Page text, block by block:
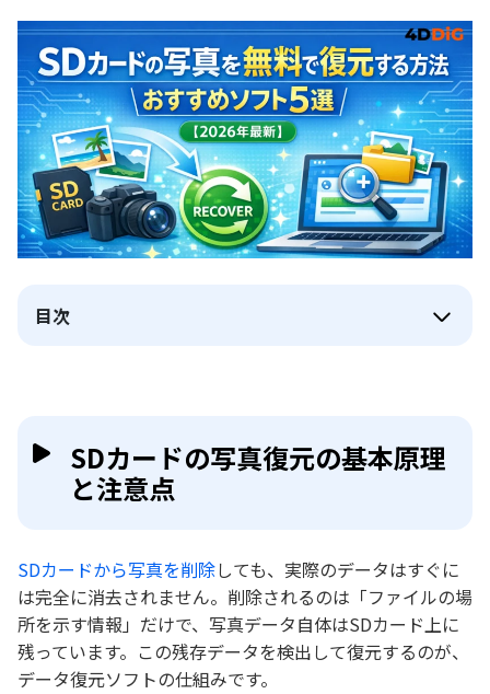
目次
SDカードの写真復元の基本原理
と注意点
SDカードから写真を削除しても、実際のデータはすぐに
は完全に消去されません。削除されるのは「ファイルの場
所を示す情報」だけで、写真データ自体はSDカード上に
残っています。この残存データを検出して復元するのが、
データ復元ソフトの仕組みです。